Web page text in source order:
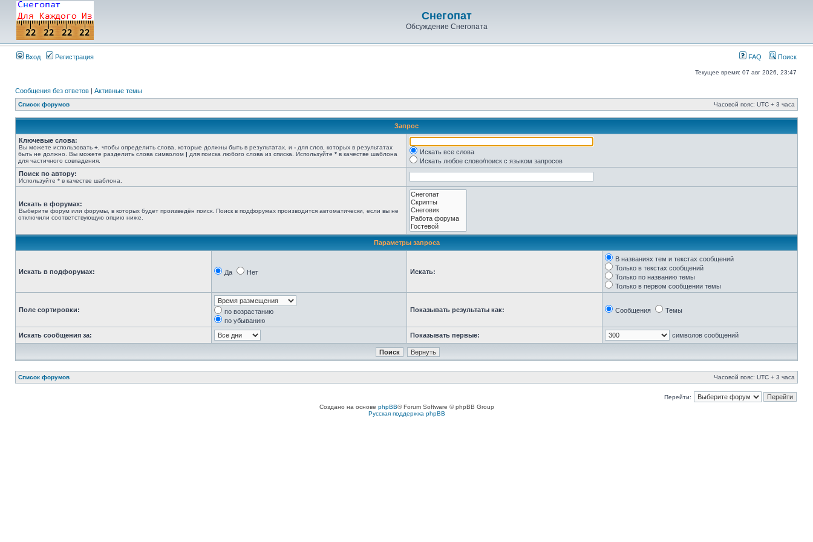
Снегопат
Обсуждение Снегопата
Вход Регистрация FAQ Поиск
Текущее время: 07 авг 2026, 23:47
Сообщения без ответов | Активные темы
Список форумов Часовой пояс: UTC + 3 часа
Запрос
Ключевые слова:
Вы можете использовать + , чтобы определить слова, которые должны быть в результатах, и - для слов, которых в результатах
быть не должно. Вы можете разделить слова символом | для поиска любого слова из списка. Используйте * в качестве шаблона
для частичного совпадения.
Искать все слова
Искать любое слово/поиск с языком запросов
Поиск по автору:
Используйте * в качестве шаблона.
Искать в форумах:
Выберите форум или форумы, в которых будет произведён поиск. Поиск в подфорумах производится автоматически, если вы не
отключили соответствующую опцию ниже.
Параметры запроса
Искать в подфорумах: Да Нет Искать:
В названиях тем и текстах сообщений
Только в текстах сообщений
Только по названию темы
Только в первом сообщении темы
Поле сортировки:
по возрастанию
по убыванию
Показывать результаты как: Сообщения Темы
Искать сообщения за: Показывать первые: символов сообщений
Список форумов Часовой пояс: UTC + 3 часа
Перейти:
Создано на основе phpBB® Forum Software © phpBB Group
Русская поддержка phpBB